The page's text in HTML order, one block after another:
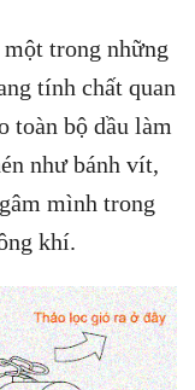
trong những
tính chất quan
toàn bộ dầu làm
như bánh vít,
mình trong
khí.